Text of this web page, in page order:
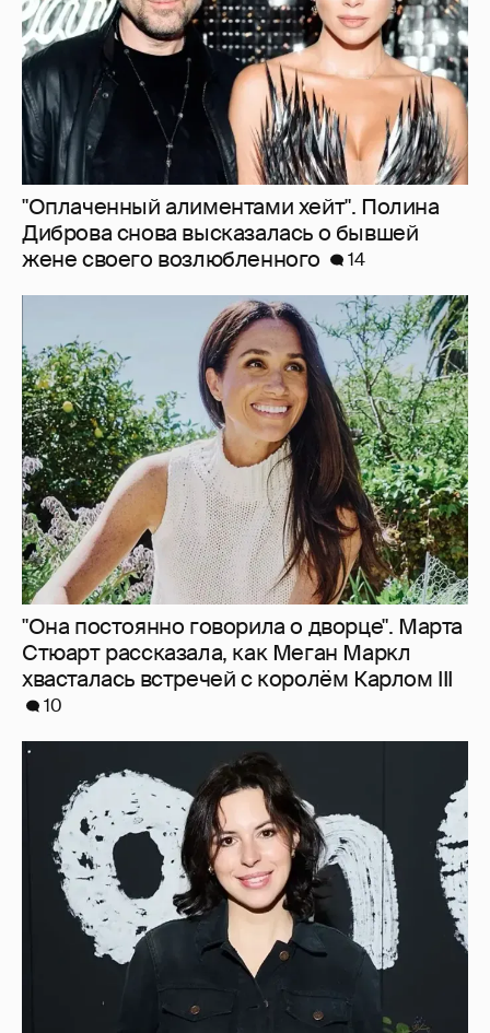
"Оплаченный алиментами хейт". Полина
Диброва снова высказалась о бывшей
жене своего возлюбленного
14
"Она постоянно говорила о дворце". Марта
Стюарт рассказала, как Меган Маркл
хвасталась встречей с королём Карлом III
10